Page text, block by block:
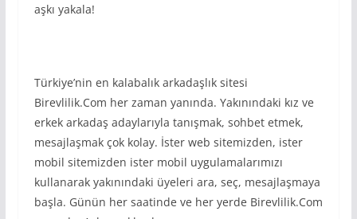
aşkı yakala!
Türkiye’nin en kalabalık arkadaşlık sitesi
Birevlilik.Com her zaman yanında. Yakınındaki kız ve
erkek arkadaş adaylarıyla tanışmak, sohbet etmek,
mesajlaşmak çok kolay. İster web sitemizden, ister
mobil sitemizden ister mobil uygulamalarımızı
kullanarak yakınındaki üyeleri ara, seç, mesajlaşmaya
başla. Günün her saatinde ve her yerde Birevlilik.Com